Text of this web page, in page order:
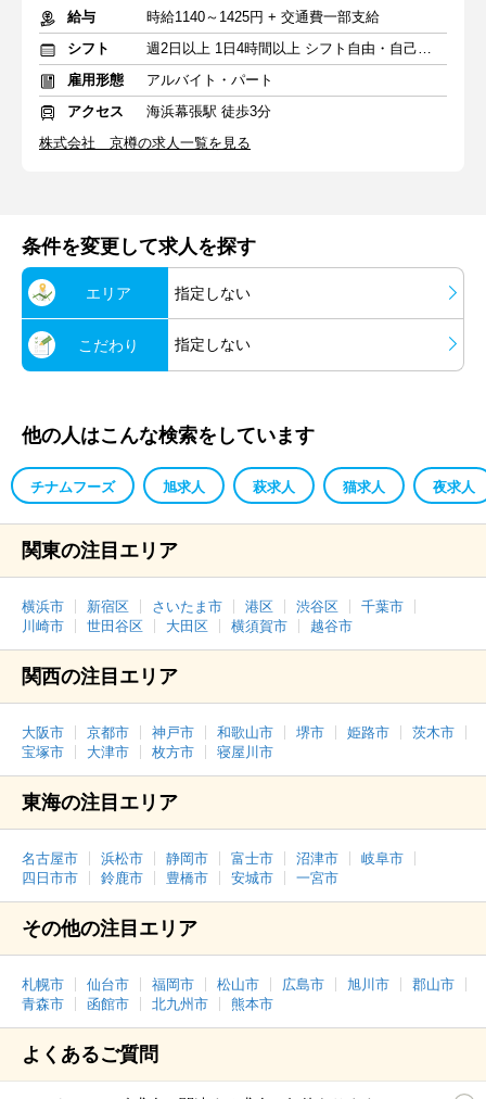
給与
時給1140～1425円 + 交通費一部支給
シフト
週2日以上 1日4時間以上 シフト自由・自己申告
雇用形態
アルバイト・パート
アクセス
海浜幕張駅 徒歩3分
株式会社 京樽の求人一覧を見る
条件を変更して求人を探す
エリア 指定しない
こだわり 指定しない
他の人はこんな検索をしています
チナムフーズ 旭求人 萩求人 猫求人 夜求人
関東の注目エリア
横浜市 新宿区 さいたま市 港区 渋谷区
千葉市
川崎市
世田谷区 大田区 横須賀市 越谷市
関西の注目エリア
大阪市 京都市 神戸市 和歌山市 堺市 姫路市
茨木市
宝塚市
大津市 枚方市 寝屋川市
東海の注目エリア
名古屋市 浜松市 静岡市 富士市 沼津市
岐阜市
四日市市
鈴鹿市 豊橋市 安城市 一宮市
その他の注目エリア
札幌市 仙台市 福岡市 松山市 広島市 旭川市
郡山市
青森市
函館市 北九州市 熊本市
よくあるご質問